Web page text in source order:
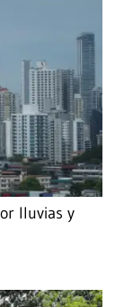
lluvias y